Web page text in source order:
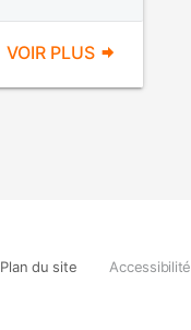
VOIR PLUS
Plan du site Accessibilité